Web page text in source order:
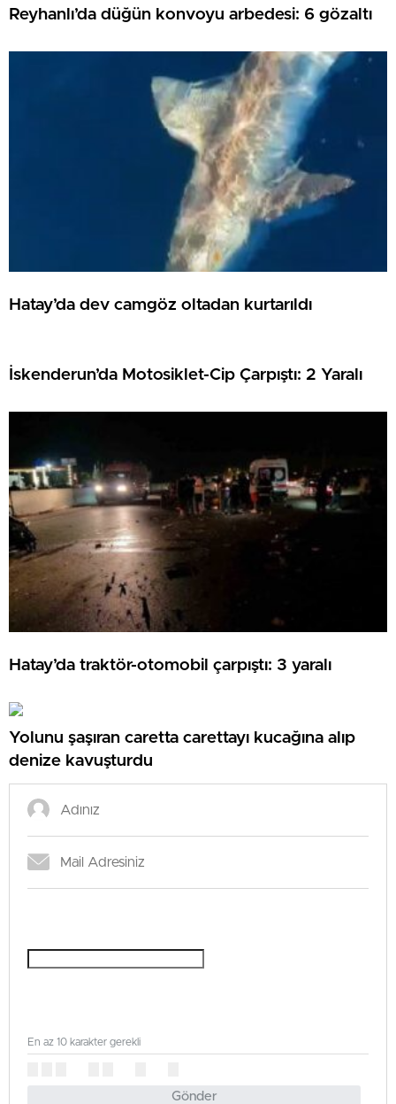
Reyhanlı’da düğün konvoyu arbedesi: 6 gözaltı
Hatay’da dev camgöz oltadan kurtarıldı
İskenderun’da Motosiklet-Cip Çarpıştı: 2 Yaralı
Hatay’da traktör-otomobil çarpıştı: 3 yaralı
Yolunu şaşıran caretta carettayı kucağına alıp
denize kavuşturdu
Gönder
En az 10 karakter gerekli